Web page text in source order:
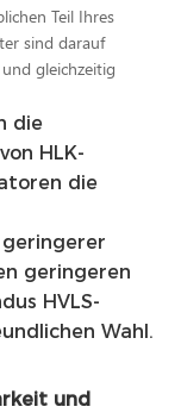
Teil Ihres
sind darauf
gleichzeitig
die
HLK-
die
geringerer
geringeren
HVLS-
Wahl.
und